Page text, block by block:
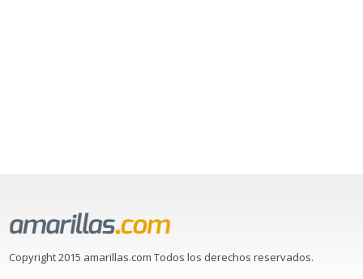
Copyright 2015 amarillas.com Todos los derechos reservados.